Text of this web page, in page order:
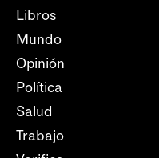
Libros
Mundo
Opinión
Política
Salud
Trabajo